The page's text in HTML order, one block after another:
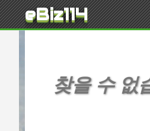
eBiz114
검색
찾을 수 없